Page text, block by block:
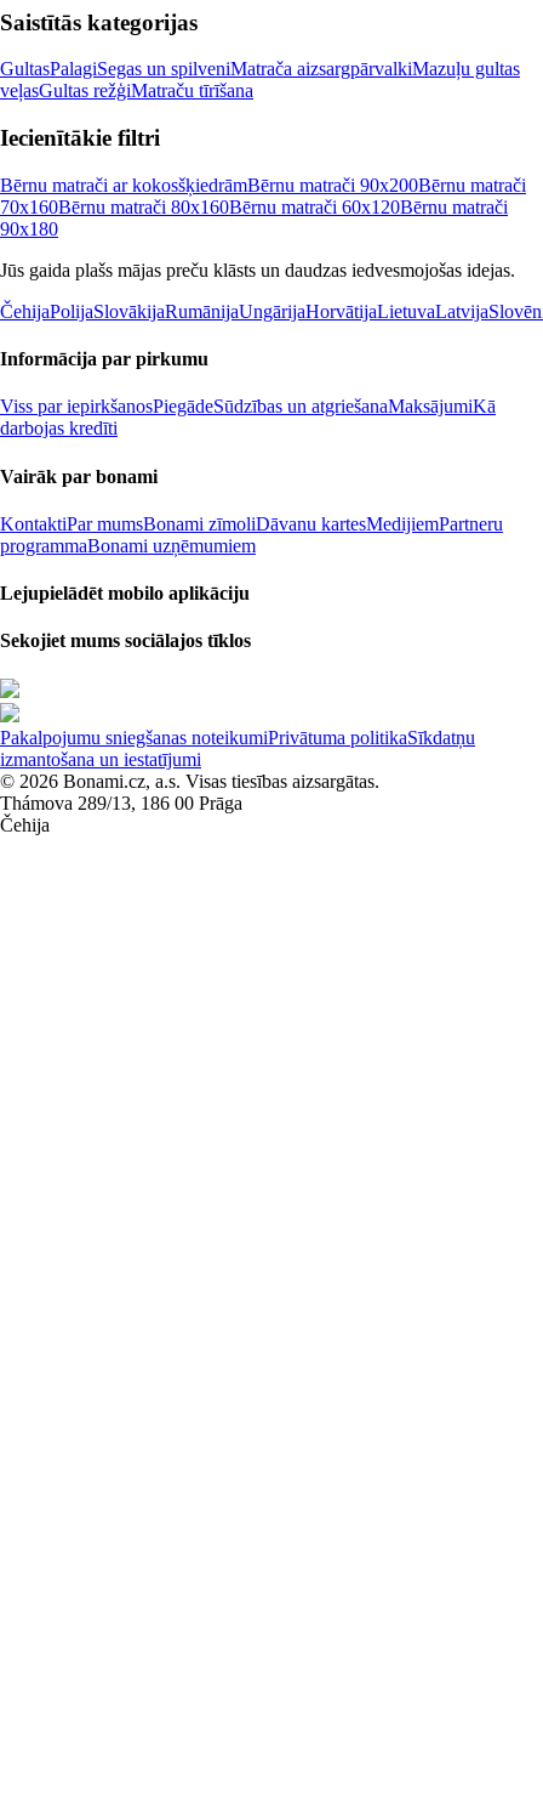
Saistītās kategorijas
GultasPalagiSegas un spilveniMatrača aizsargpārvalkiMazuļu gultas
veļasGultas režģiMatraču tīrīšana
Iecienītākie filtri
Bērnu matrači ar kokosšķiedrāmBērnu matrači 90x200Bērnu matrači
70x160Bērnu matrači 80x160Bērnu matrači 60x120Bērnu matrači
90x180
Jūs gaida plašs mājas preču klāsts un daudzas iedvesmojošas idejas.
ČehijaPolijaSlovākijaRumānijaUngārijaHorvātijaLietuvaLatvija
Informācija par pirkumu
Viss par iepirkšanosPiegādeSūdzības un atgriešanaMaksājumiKā
darbojas kredīti
Vairāk par bonami
KontaktiPar mumsBonami zīmoliDāvanu kartesMedijiemPartneru
programmaBonami uzņēmumiem
Lejupielādēt mobilo aplikāciju
Sekojiet mums sociālajos tīklos
Pakalpojumu sniegšanas noteikumiPrivātuma politikaSīkdatņu
izmantošana un iestatījumi
© 2026 Bonami.cz, a.s. Visas tiesības aizsargātas.
Thámova 289/13, 186 00 Prāga
Čehija